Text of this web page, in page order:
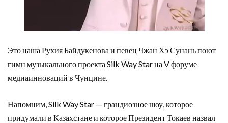
Это наша Рухия Байдукенова и певец Чжан Хэ Сунань поют
гимн музыкального проекта Silk Way Star на V форуме
медиаинноваций в Чунцине.
Напомним, Silk Way Star — грандиозное шоу, которое
придумали в Казахстане и которое Президент Токаев назвал